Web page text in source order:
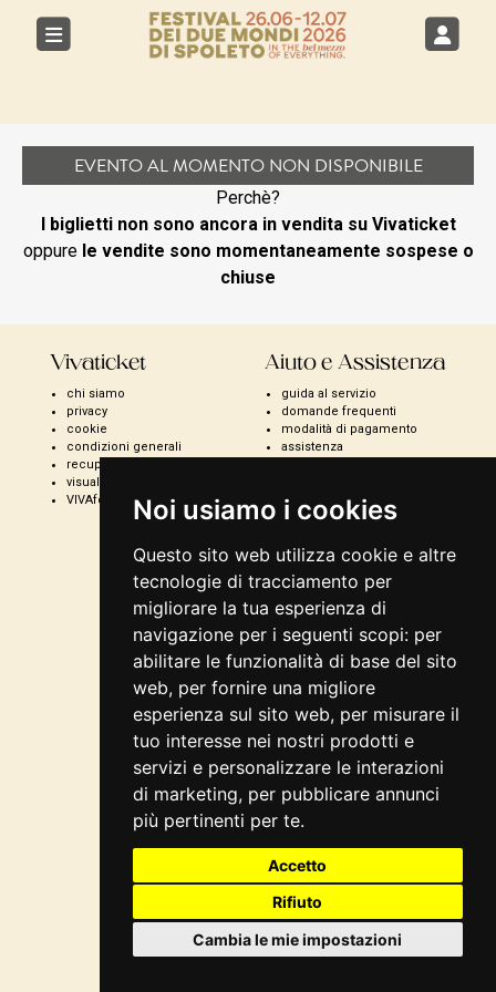
Noi usiamo i cookies
Questo sito web utilizza cookie e altre
tecnologie di tracciamento per
migliorare la tua esperienza di
navigazione per i seguenti scopi: per
abilitare le funzionalità di base del sito
web, per fornire una migliore
esperienza sul sito web, per misurare il
tuo interesse nei nostri prodotti e
servizi e personalizzare le interazioni
di marketing, per pubblicare annunci
più pertinenti per te.
Accetto
Rifiuto
Cambia le mie impostazioni
EVENTO AL MOMENTO NON DISPONIBILE
Perchè?
I biglietti non sono ancora in vendita su Vivaticket
oppure le vendite sono momentaneamente sospese o
chiuse
Vivaticket
chi siamo
privacy
cookie
condizioni generali
recupero prenotazioni
visualizza ricevuta
VIVAforVoucher
Aiuto e Assistenza
guida al servizio
domande frequenti
modalità di pagamento
assistenza
scelta spettacoli in
abbonamento